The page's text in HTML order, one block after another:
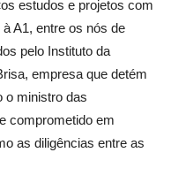
estudos e projetos com
A1, entre os nós de
pelo Instituto da
empresa que detém
o ministro das
comprometido em
as diligências entre as